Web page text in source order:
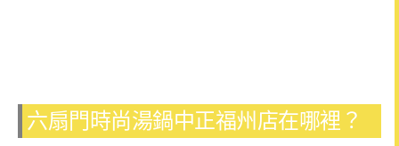
六扇門時尚湯鍋中正福州店在哪裡？